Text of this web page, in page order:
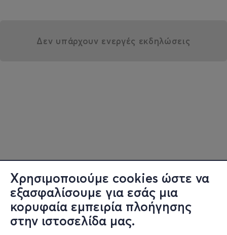
Χρησιμοποιούμε cookies ώστε να
εξασφαλίσουμε για εσάς μια
κορυφαία εμπειρία πλοήγησης
στην ιστοσελίδα μας.
Δεν υπάρχουν ενεργές εκδηλώσεις